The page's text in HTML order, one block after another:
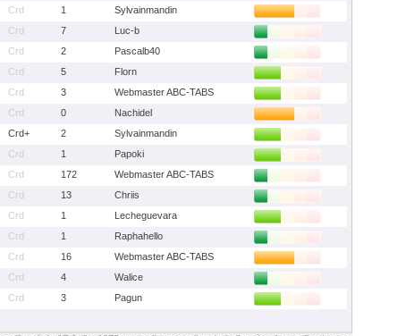
Crd 1
Sylvainmandin
Crd 7
Luc-b
Crd 2
Pascalb40
Crd 5
Florn
Crd 3
Webmaster ABC-TABS
Crd 0
Nachidel
Crd+ 2
Sylvainmandin
Crd 1
Papoki
Crd 172
Webmaster ABC-TABS
Crd 13
Chriis
Crd 1
Lecheguevara
Crd 1
Raphahello
Crd 16
Webmaster ABC-TABS
Crd 4
Walice
Crd 3
Pagun